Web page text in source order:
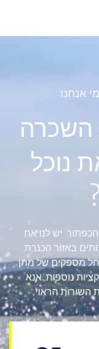
השכרה
נוכל
הכפתור. יש לנו את
באזור הכנרת,
מספקים של מתן
נוספות, אנא
השירות הראוי